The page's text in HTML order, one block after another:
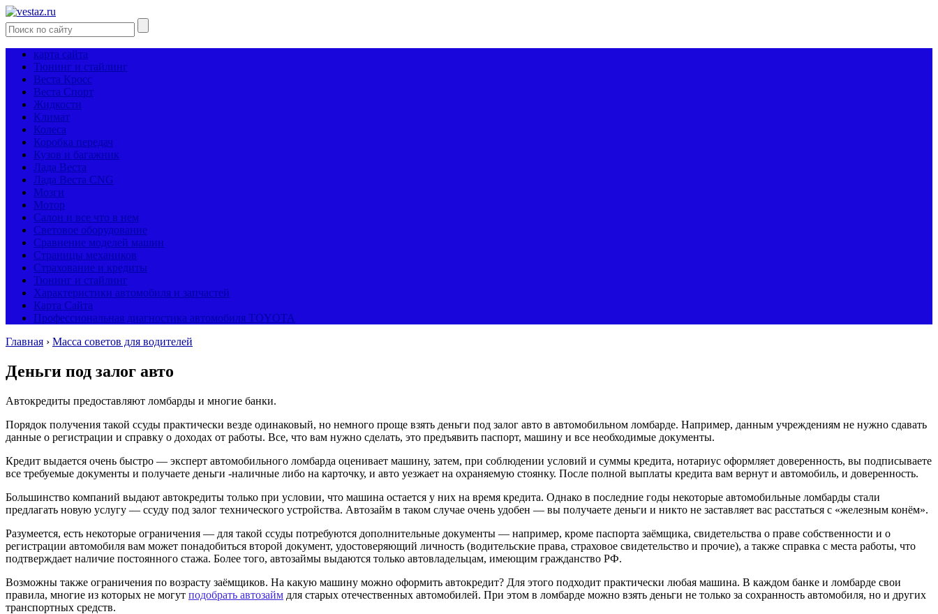
карта сайта
Тюнинг и стайлинг
Веста Кросс
Веста Спорт
Жидкости
Климат
Колеса
Коробка передач
Кузов и багажник
Лада Веста
Лада Веста CNG
Мозги
Мотор
Салон и все что в нем
Световое оборудование
Сравнение моделей машин
Страницы механиков
Страхование и кредиты
Тюнинг и стайлинг
Характеристики автомобиля и запчастей
Карта Сайта
Профессиональная диагностика автомобиля TOYOTA
Главная › Масса советов для водителей
Деньги под залог авто
Автокредиты предоставляют ломбарды и многие банки.
Порядок получения такой ссуды практически везде одинаковый, но немного проще взять деньги под залог авто в автомобильном ломбарде. Например, данным учреждениям не нужно сдавать
данные о регистрации и справку о доходах от работы. Все, что вам нужно сделать, это предъявить паспорт, машину и все необходимые документы.
Кредит выдается очень быстро — эксперт автомобильного ломбарда оценивает машину, затем, при соблюдении условий и суммы кредита, нотариус оформляет доверенность, вы подписываете
все требуемые документы и получаете деньги -наличные либо на карточку, и авто уезжает на охраняемую стоянку. После полной выплаты кредита вам вернут и автомобиль, и доверенность.
Большинство компаний выдают автокредиты только при условии, что машина остается у них на время кредита. Однако в последние годы некоторые автомобильные ломбарды стали
предлагать новую услугу — ссуду под залог технического устройства. Автозайм в таком случае очень удобен — вы получаете деньги и никто не заставляет вас расстаться с «железным конём».
Разумеется, есть некоторые ограничения — для такой ссуды потребуются дополнительные документы — например, кроме паспорта заёмщика, свидетельства о праве собственности и о
регистрации автомобиля вам может понадобиться второй документ, удостоверяющий личность (водительские права, страховое свидетельство и прочие), а также справка с места работы, что
подтверждает наличие постоянного стажа. Более того, автозаймы выдаются только автовладельцам, имеющим гражданство РФ.
Возможны также ограничения по возрасту заёмщиков. На какую машину можно оформить автокредит? Для этого подходит практически любая машина. В каждом банке и ломбарде свои
правила, многие из которых не могут подобрать автозайм для старых отечественных автомобилей. При этом в ломбарде можно взять деньги не только за сохранность автомобиля, но и других
транспортных средств.